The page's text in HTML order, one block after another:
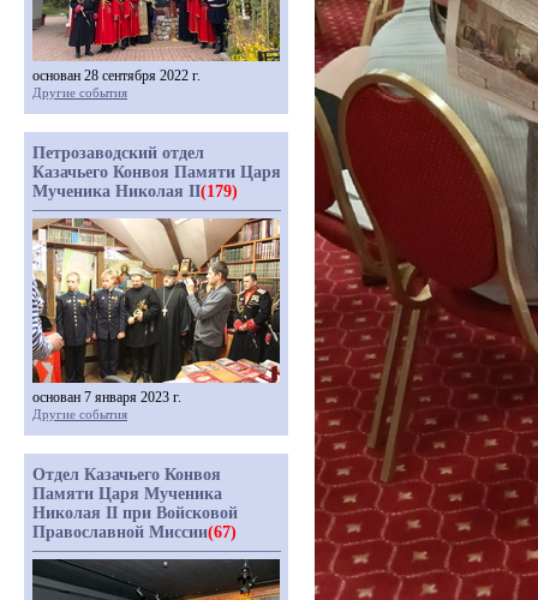
основан 28 сентября 2022 г.
Другие события
Петрозаводский отдел
Казачьего Конвоя Памяти Царя
Мученика Николая II(179)
основан 7 января 2023 г.
Другие события
Отдел Казачьего Конвоя
Памяти Царя Мученика
Николая II при Войсковой
Православной Миссии(67)